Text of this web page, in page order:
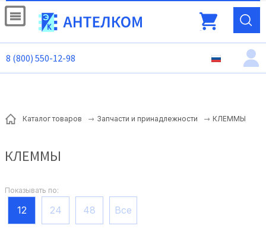
8 (800) 550-12-98
Каталог товаров Запчасти и принадлежности КЛЕММЫ
КЛЕММЫ
Показывать по:
12 24 48 Все